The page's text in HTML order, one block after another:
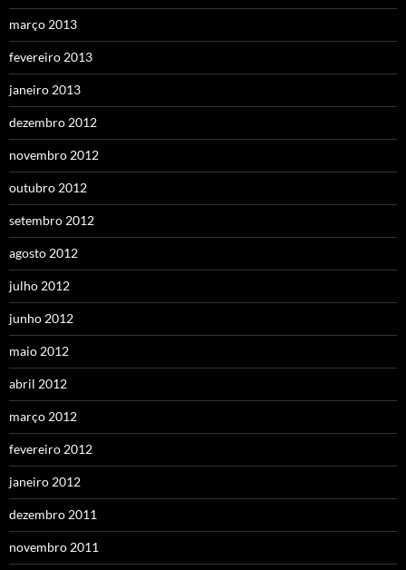
março 2013
fevereiro 2013
janeiro 2013
dezembro 2012
novembro 2012
outubro 2012
setembro 2012
agosto 2012
julho 2012
junho 2012
maio 2012
abril 2012
março 2012
fevereiro 2012
janeiro 2012
dezembro 2011
novembro 2011